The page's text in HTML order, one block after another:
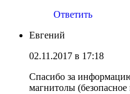
Ответить
Евгений
02.11.2017 в 17:18
Спасибо за
магнитолы